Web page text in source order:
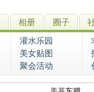
相册 圈子
灌水乐园
美女贴图
聚会活动